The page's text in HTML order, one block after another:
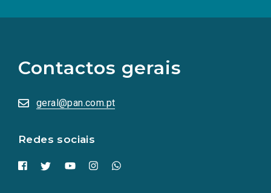
Contactos gerais
geral@pan.com.pt
Redes sociais
redes
sociais
numa
nova